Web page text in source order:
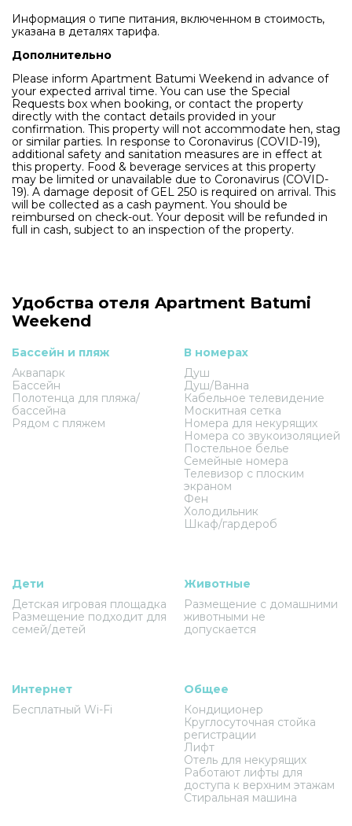
Информация о типе питания, включенном в стоимость,
указана в деталях тарифа.
Дополнительно
Please inform Apartment Batumi Weekend in advance of
your expected arrival time. You can use the Special
Requests box when booking, or contact the property
directly with the contact details provided in your
confirmation. This property will not accommodate hen, stag
or similar parties. In response to Coronavirus (COVID-19),
additional safety and sanitation measures are in effect at
this property. Food & beverage services at this property
may be limited or unavailable due to Coronavirus (COVID-
19). A damage deposit of GEL 250 is required on arrival. This
will be collected as a cash payment. You should be
reimbursed on check-out. Your deposit will be refunded in
full in cash, subject to an inspection of the property.
Удобства отеля Apartment Batumi
Weekend
Бассейн и пляж
Аквапарк
Бассейн
Полотенца для пляжа/
бассейна
Рядом с пляжем
В номерах
Душ
Душ/Ванна
Кабельное телевидение
Москитная сетка
Номера для некурящих
Номера со звукоизоляцией
Постельное белье
Семейные номера
Телевизор с плоским
экраном
Фен
Холодильник
Шкаф/гардероб
Дети
Детская игровая площадка
Размещение подходит для
семей/детей
Животные
Размещение с домашними
животными не
допускается
Интернет
Бесплатный Wi-Fi
Общее
Кондиционер
Круглосуточная стойка
регистрации
Лифт
Отель для некурящих
Работают лифты для
доступа к верхним этажам
Стиральная машина